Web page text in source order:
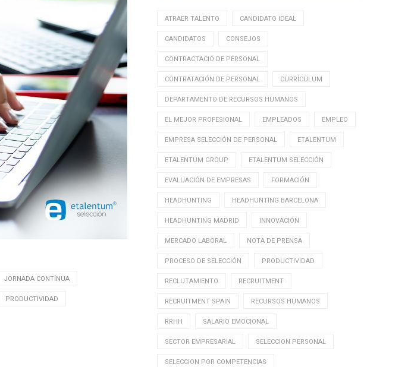
JORNADA CONTÍNUA
PRODUCTIVIDAD
ATRAER TALENTO CANDIDATO IDEAL
CANDIDATOS CONSEJOS
CONTRACTACIÓ DE PERSONAL
CONTRATACIÓN DE PERSONAL CURRÍCULUM
DEPARTAMENTO DE RECURSOS HUMANOS
EL MEJOR PROFESIONAL EMPLEADOS EMPLEO
EMPRESA SELECCIÓN DE PERSONAL ETALENTUM
ETALENTUM GROUP ETALENTUM SELECCIÓN
EVALUACIÓN DE EMPRESAS FORMACIÓN
HEADHUNTING HEADHUNTING BARCELONA
HEADHUNTING MADRID INNOVACIÓN
MERCADO LABORAL NOTA DE PRENSA
PROCESO DE SELECCIÓN PRODUCTIVIDAD
RECLUTAMIENTO RECRUITMENT
RECRUITMENT SPAIN RECURSOS HUMANOS
RRHH SALARIO EMOCIONAL
SECTOR EMPRESARIAL SELECCION PERSONAL
SELECCION POR COMPETENCIAS